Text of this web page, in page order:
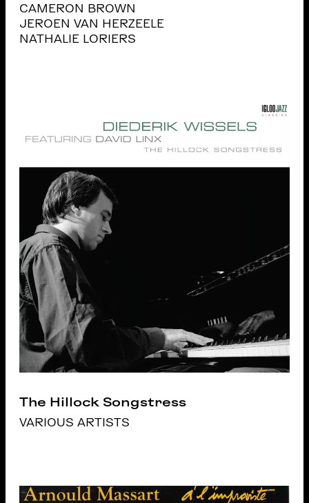
CAMERON BROWN
JEROEN VAN HERZEELE
NATHALIE LORIERS
The Hillock Songstress
VARIOUS ARTISTS